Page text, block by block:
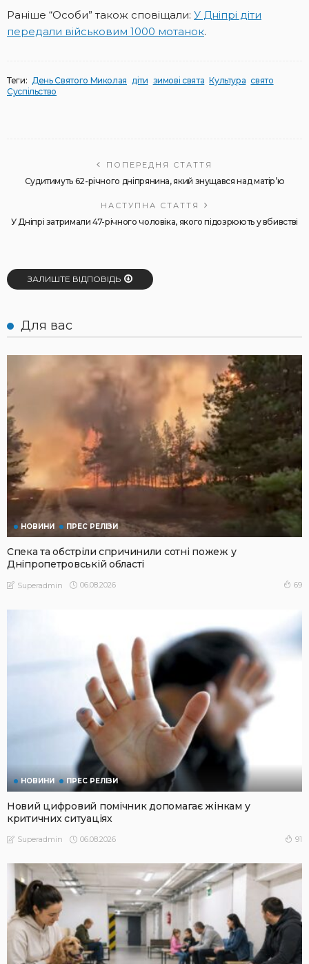
Раніше “Особи” також сповіщали: У Дніпрі діти
передали військовим 1000 мотанок.
Теги: День Святого Миколая діти зимові свята Культура свято
Суспільство
ПОПЕРЕДНЯ СТАТТЯ
Судитимуть 62-річного дніпрянина, який знущався над матір’ю
НАСТУПНА СТАТТЯ
У Дніпрі затримали 47-річного чоловіка, якого підозрюють у вбивстві
ЗАЛИШТЕ ВІДПОВІДЬ
Для вас
НОВИНИ ПРЕС РЕЛІЗИ
Спека та обстріли спричинили сотні пожеж у
Дніпропетровській області
Superadmin 06.08.2026 69
НОВИНИ ПРЕС РЕЛІЗИ
Новий цифровий помічник допомагає жінкам у
критичних ситуаціях
Superadmin 06.08.2026 91